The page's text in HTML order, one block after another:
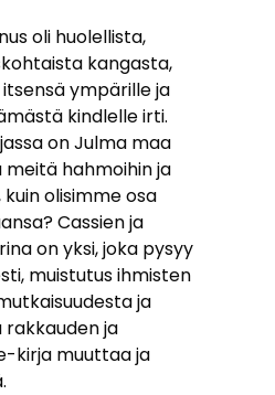
oli huolellista,
kangasta,
ympärille ja
kindlelle irti.
on Julma maa
hahmoihin ja
olisimme osa
Cassien ja
on yksi, joka pysyy
muistutus ihmisten
ja
rakkauden ja
kirja muuttaa ja